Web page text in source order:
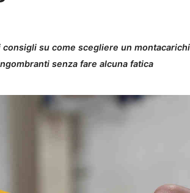
su come scegliere un
senza fare alcuna fatica